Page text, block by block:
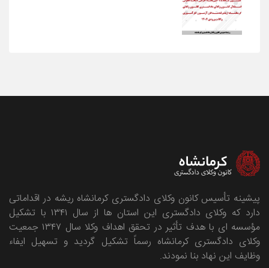
پیشینه تأسیس کانون وکلای دادگستری کرمانشاه ریشه در اقداماتی
دارد که وکلای دادگستری این استان ها از سال ۱۳۴۱ با تشکیل
مؤسسه ای با هدف تأثیر در تحقق اهداف وکلا سال ۱۳۴۷ جمعیت
وکلای دادگستری کرمانشاه رسماً تشکیل گردید و تسهیل ایفاء
وظایف این نهاد بنا نمودند.